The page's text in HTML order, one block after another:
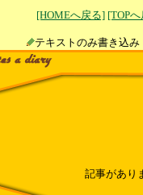
[HOMEへ戻る] [TOP
テキストのみ書
記事があり